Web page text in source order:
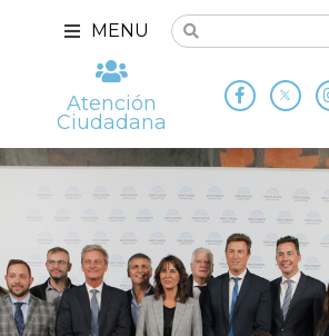
MENU
Atención
Ciudadana